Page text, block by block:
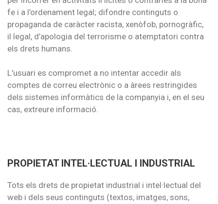
fe i a l’ordenament legal; difondre continguts o
propaganda de caràcter racista, xenòfob, pornogràfic,
il·legal, d’apologia del terrorisme o atemptatori contra
els drets humans.
L’usuari es compromet a no intentar accedir als
comptes de correu electrònic o a àrees restringides
dels sistemes informàtics de la companyia i, en el seu
cas, extreure informació.
PROPIETAT INTEL·LECTUAL I INDUSTRIAL
Tots els drets de propietat industrial i intel·lectual del
web i dels seus continguts (textos, imatges, sons,